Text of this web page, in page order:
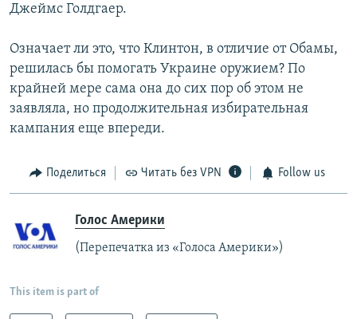
Джеймс Голдгаер.
Означает ли это, что Клинтон, в отличие от Обамы,
решилась бы помогать Украине оружием? По
крайней мере сама она до сих пор об этом не
заявляла, но продолжительная избирательная
кампания еще впереди.
Поделиться Читать без VPN Follow us
Голос Америки
(Перепечатка из «Голоса Америки»)
This item is part of